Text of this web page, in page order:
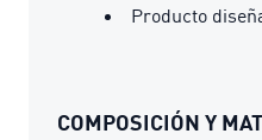
Producto
COMPOSICIÓN Y